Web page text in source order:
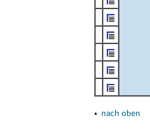
▴ nach oben